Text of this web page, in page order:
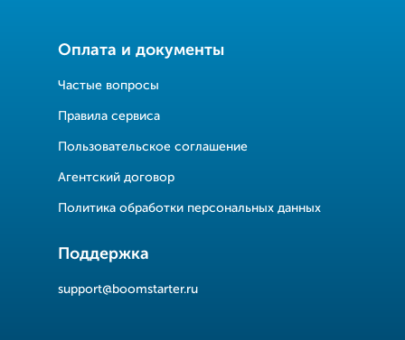
Оплата и документы
Частые вопросы
Правила сервиса
Пользовательское соглашение
Агентский договор
Политика обработки персональных данных
Поддержка
support@boomstarter.ru